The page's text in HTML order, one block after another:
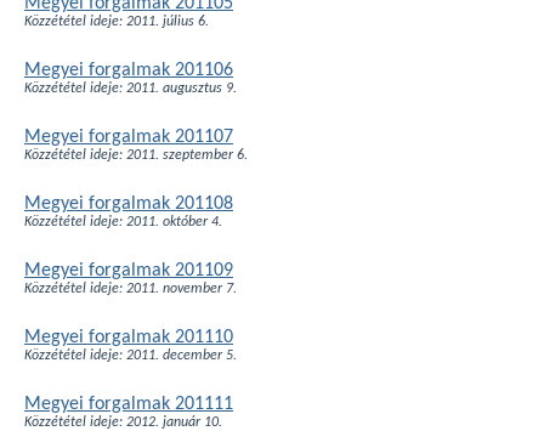
Közzététel ideje: 2011. július 6.
Megyei forgalmak 201106
Közzététel ideje: 2011. augusztus 9.
Megyei forgalmak 201107
Közzététel ideje: 2011. szeptember 6.
Megyei forgalmak 201108
Közzététel ideje: 2011. október 4.
Megyei forgalmak 201109
Közzététel ideje: 2011. november 7.
Megyei forgalmak 201110
Közzététel ideje: 2011. december 5.
Megyei forgalmak 201111
Közzététel ideje: 2012. január 10.